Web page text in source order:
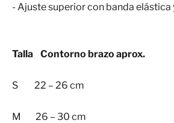
- Ajuste superior con banda elástica
Talla Contorno brazo aprox.
S 22 – 26 cm
M 26 – 30 cm